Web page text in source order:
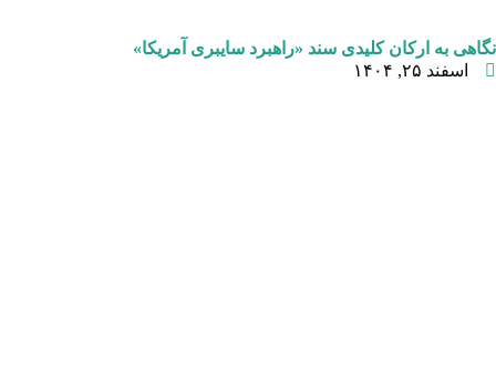
نگاهی به ارکان کلیدی سند «راهبرد سایبری آمریکا»
اسفند ۲۵, ۱۴۰۴